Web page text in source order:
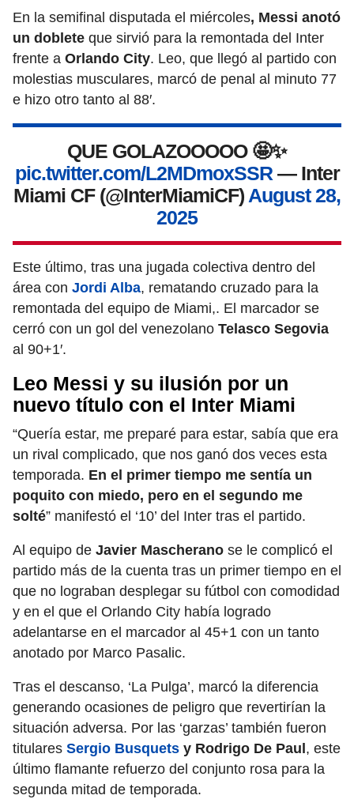
En la semifinal disputada el miércoles, Messi anotó
un doblete que sirvió para la remontada del Inter
frente a Orlando City. Leo, que llegó al partido con
molestias musculares, marcó de penal al minuto 77
e hizo otro tanto al 88′.
QUE GOLAZOOOOO 🤩✨
pic.twitter.com/L2MDmoxSSR— Inter
Miami CF (@InterMiamiCF) August 28,
2025
Este último, tras una jugada colectiva dentro del
área con Jordi Alba, rematando cruzado para la
remontada del equipo de Miami,. El marcador se
cerró con un gol del venezolano Telasco Segovia
al 90+1′.
Leo Messi y su ilusión por un
nuevo título con el Inter Miami
“Quería estar, me preparé para estar, sabía que era
un rival complicado, que nos ganó dos veces esta
temporada. En el primer tiempo me sentía un
poquito con miedo, pero en el segundo me
solté” manifestó el ‘10’ del Inter tras el partido.
Al equipo de Javier Mascherano se le complicó el
partido más de la cuenta tras un primer tiempo en el
que no lograban desplegar su fútbol con comodidad
y en el que el Orlando City había logrado
adelantarse en el marcador al 45+1 con un tanto
anotado por Marco Pasalic.
Tras el descanso, ‘La Pulga’, marcó la diferencia
generando ocasiones de peligro que revertirían la
situación adversa. Por las ‘garzas’ también fueron
titulares Sergio Busquets y Rodrigo De Paul , este
último flamante refuerzo del conjunto rosa para la
segunda mitad de temporada.